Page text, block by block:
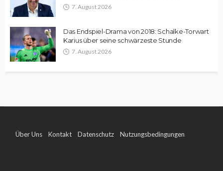
7. August 2026
Das Endspiel-Drama von 2018: Schalke-Torwart
Karius über seine schwärzeste Stunde
7. August 2026
Über Uns Kontakt Datenschutz Nutzungsbedingungen